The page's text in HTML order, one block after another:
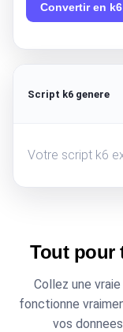
Convertir en k6
Script k6 genere
Votre script k6
Tout pour
Collez une
fonctionne
vos